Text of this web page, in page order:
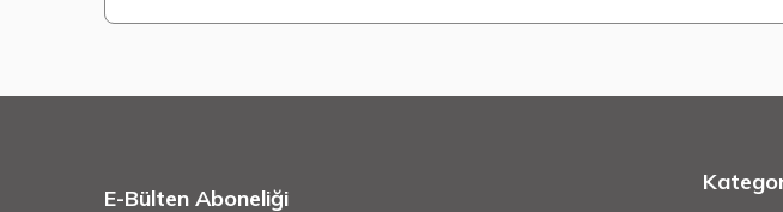
E-Bülten Aboneliği